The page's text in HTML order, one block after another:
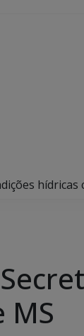
hídricas
MS